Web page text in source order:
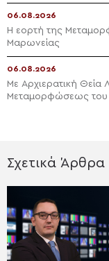
06.08.2026
Η εορτή της
Μαρωνείας
06.08.2026
Με Αρχιερατική Θεία
Μεταμορφώσεως του
Σχετικά Άρθρα